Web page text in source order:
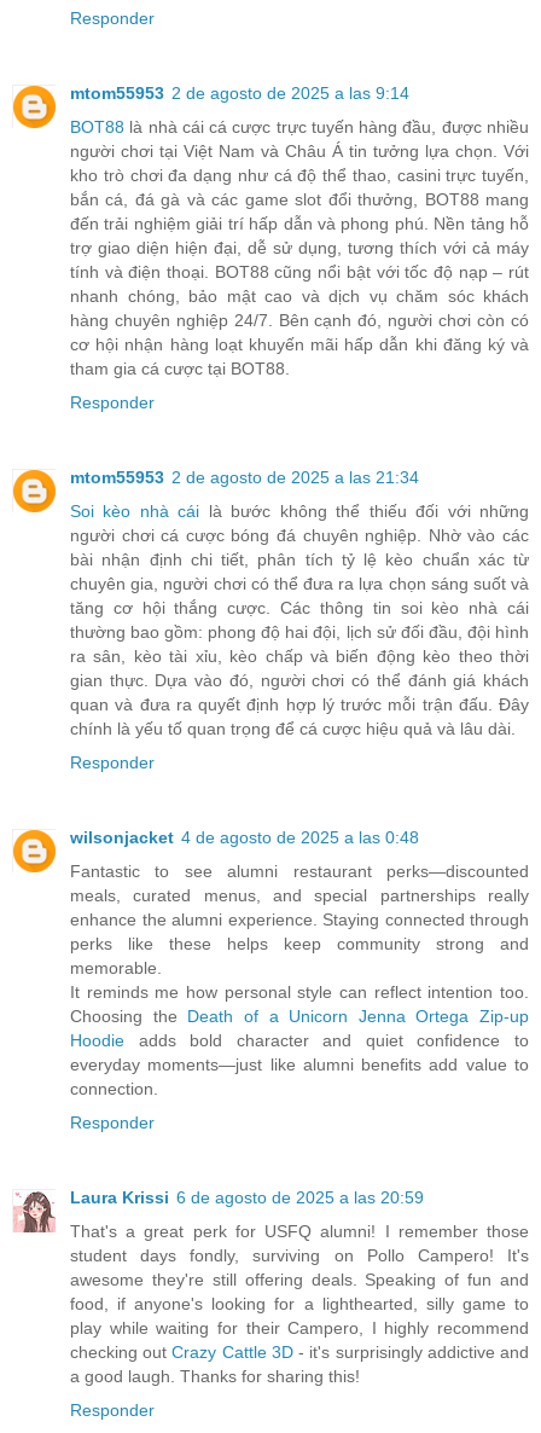
Responder
mtom55953 2 de agosto de 2025 a las 9:14
BOT88 là nhà cái cá cược trực tuyến hàng đầu, được nhiều
người chơi tại Việt Nam và Châu Á tin tưởng lựa chọn. Với
kho trò chơi đa dạng như cá độ thể thao, casini trực tuyến,
bắn cá, đá gà và các game slot đổi thưởng, BOT88 mang
đến trải nghiệm giải trí hấp dẫn và phong phú. Nền tảng hỗ
trợ giao diện hiện đại, dễ sử dụng, tương thích với cả máy
tính và điện thoại. BOT88 cũng nổi bật với tốc độ nạp – rút
nhanh chóng, bảo mật cao và dịch vụ chăm sóc khách
hàng chuyên nghiệp 24/7. Bên cạnh đó, người chơi còn có
cơ hội nhận hàng loạt khuyến mãi hấp dẫn khi đăng ký và
tham gia cá cược tại BOT88.
Responder
mtom55953 2 de agosto de 2025 a las 21:34
Soi kèo nhà cái là bước không thể thiếu đối với những
người chơi cá cược bóng đá chuyên nghiệp. Nhờ vào các
bài nhận định chi tiết, phân tích tỷ lệ kèo chuẩn xác từ
chuyên gia, người chơi có thể đưa ra lựa chọn sáng suốt và
tăng cơ hội thắng cược. Các thông tin soi kèo nhà cái
thường bao gồm: phong độ hai đội, lịch sử đối đầu, đội hình
ra sân, kèo tài xỉu, kèo chấp và biến động kèo theo thời
gian thực. Dựa vào đó, người chơi có thể đánh giá khách
quan và đưa ra quyết định hợp lý trước mỗi trận đấu. Đây
chính là yếu tố quan trọng để cá cược hiệu quả và lâu dài.
Responder
wilsonjacket 4 de agosto de 2025 a las 0:48
Fantastic to see alumni restaurant perks—discounted
meals, curated menus, and special partnerships really
enhance the alumni experience. Staying connected through
perks like these helps keep community strong and
memorable.
It reminds me how personal style can reflect intention too.
Choosing the Death of a Unicorn Jenna Ortega Zip‑up
Hoodie adds bold character and quiet confidence to
everyday moments—just like alumni benefits add value to
connection.
Responder
Laura Krissi 6 de agosto de 2025 a las 20:59
That's a great perk for USFQ alumni! I remember those
student days fondly, surviving on Pollo Campero! It's
awesome they're still offering deals. Speaking of fun and
food, if anyone's looking for a lighthearted, silly game to
play while waiting for their Campero, I highly recommend
checking outCrazy Cattle 3D- it's surprisingly addictive and
a good laugh. Thanks for sharing this!
Responder